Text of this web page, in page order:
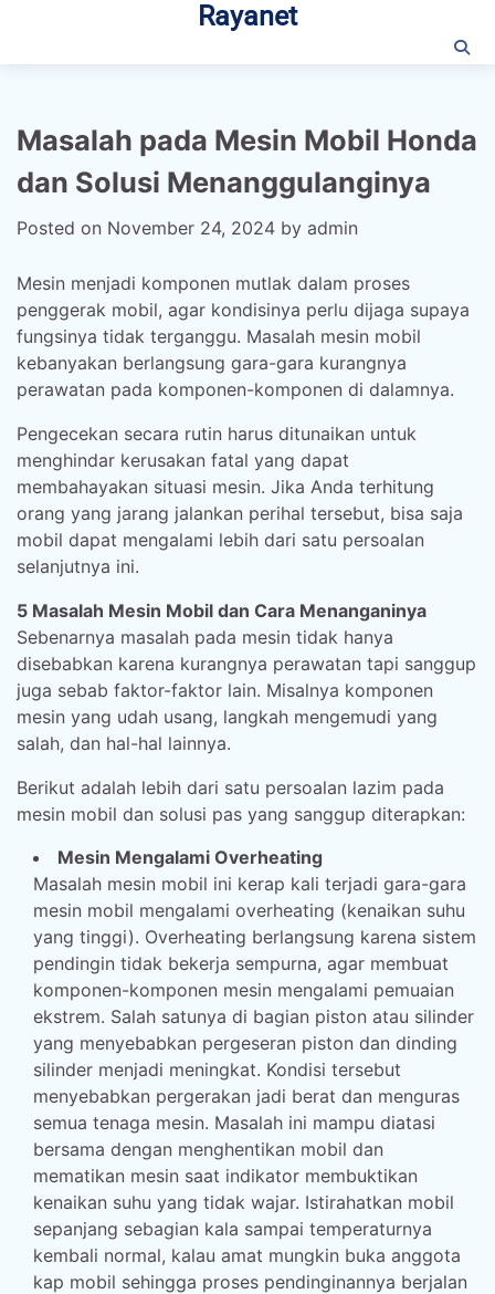
content
Rayanet
Masalah pada Mesin Mobil Honda
dan Solusi Menanggulanginya
Posted on November 24, 2024 by admin
Mesin menjadi komponen mutlak dalam proses
penggerak mobil, agar kondisinya perlu dijaga supaya
fungsinya tidak terganggu. Masalah mesin mobil
kebanyakan berlangsung gara-gara kurangnya
perawatan pada komponen-komponen di dalamnya.
Pengecekan secara rutin harus ditunaikan untuk
menghindar kerusakan fatal yang dapat
membahayakan situasi mesin. Jika Anda terhitung
orang yang jarang jalankan perihal tersebut, bisa saja
mobil dapat mengalami lebih dari satu persoalan
selanjutnya ini.
5 Masalah Mesin Mobil dan Cara Menanganinya
Sebenarnya masalah pada mesin tidak hanya
disebabkan karena kurangnya perawatan tapi sanggup
juga sebab faktor-faktor lain. Misalnya komponen
mesin yang udah usang, langkah mengemudi yang
salah, dan hal-hal lainnya.
Berikut adalah lebih dari satu persoalan lazim pada
mesin mobil dan solusi pas yang sanggup diterapkan:
Mesin Mengalami Overheating
Masalah mesin mobil ini kerap kali terjadi gara-gara
mesin mobil mengalami overheating (kenaikan suhu
yang tinggi). Overheating berlangsung karena sistem
pendingin tidak bekerja sempurna, agar membuat
komponen-komponen mesin mengalami pemuaian
ekstrem. Salah satunya di bagian piston atau silinder
yang menyebabkan pergeseran piston dan dinding
silinder menjadi meningkat. Kondisi tersebut
menyebabkan pergerakan jadi berat dan menguras
semua tenaga mesin. Masalah ini mampu diatasi
bersama dengan menghentikan mobil dan
mematikan mesin saat indikator membuktikan
kenaikan suhu yang tidak wajar. Istirahatkan mobil
sepanjang sebagian kala sampai temperaturnya
kembali normal, kalau amat mungkin buka anggota
kap mobil sehingga proses pendinginannya berjalan